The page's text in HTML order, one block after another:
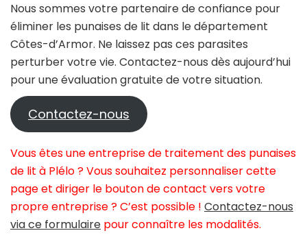
Nous sommes votre partenaire de confiance pour
éliminer les punaises de lit dans le département
Côtes-d’Armor. Ne laissez pas ces parasites
perturber votre vie. Contactez-nous dès aujourd’hui
pour une évaluation gratuite de votre situation.
Contactez-nous
Vous êtes une entreprise de traitement des punaises
de lit à Plélo ? Vous souhaitez personnaliser cette
page et diriger le bouton de contact vers votre
propre entreprise ? C’est possible ! Contactez-nous
via ce formulaire pour connaître les modalités.